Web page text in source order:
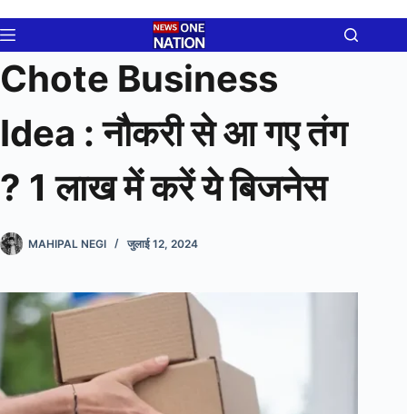
to
content
Chote Business
Idea : नौकरी से आ गए तंग
? 1 लाख में करें ये बिजनेस
MAHIPAL NEGI जुलाई 12, 2024